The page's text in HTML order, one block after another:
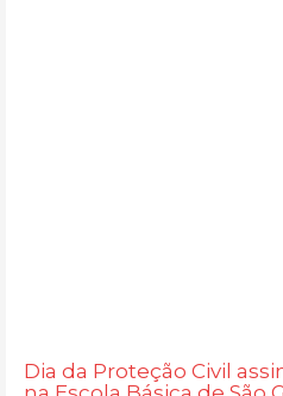
Dia da Proteção Civil